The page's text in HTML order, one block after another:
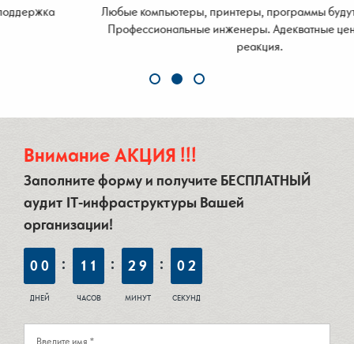
Любые компьютеры, принтеры, программы будут настроены!
Профессиональные инженеры. Адекватные цены. Быстрая
Внимание АКЦИЯ !!!
Заполните форму и получите БЕСПЛАТНЫЙ
аудит IT-инфраструктуры Вашей
организации!
00 1 1 2 9 00